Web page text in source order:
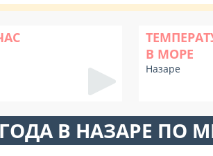
В МОРЕ
Назаре
В НАЗАРЕ ПО